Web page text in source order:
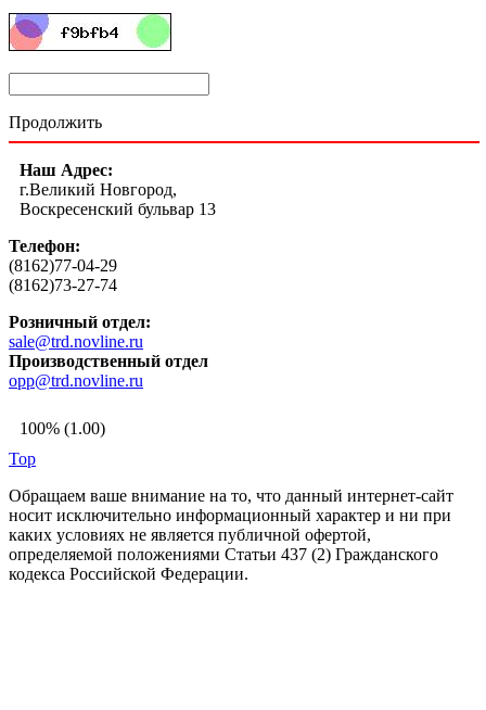
Продолжить
Наш Адрес:
г.Великий Новгород,
Воскресенский бульвар 13
Телефон:
(8162)77-04-29
(8162)73-27-74
Розничный отдел:
sale@trd.novline.ru
Производственный отдел
opp@trd.novline.ru
100% (1.00)
Top
Обращаем ваше внимание на то, что данный интернет-сайт
носит исключительно информационный характер и ни при
каких условиях не является публичной офертой,
определяемой положениями Статьи 437 (2) Гражданского
кодекса Российской Федерации.